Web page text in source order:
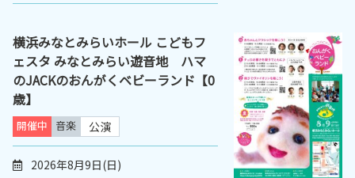
横浜みなとみらいホール こどもフ
ェスタ みなとみらい遊音地 ハマ
のJACKのおんがくベビーランド【0
歳】
開催中 音楽 公演
2026年8月9日(日)